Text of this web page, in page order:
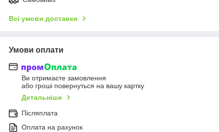
Всі умови доставки
Умови оплати
Ви отримаєте замовлення
або гроші повернуться на вашу картку
Детальніше
Післяплата
Оплата на рахунок